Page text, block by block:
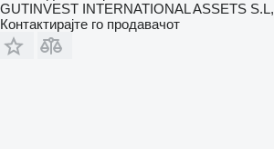
GUTINVEST INTERNATIONAL ASSETS S.L,
Контактирајте го продавачот